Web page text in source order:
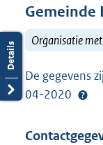
Gemeinde
Organisatie
De gegevens
04-2020